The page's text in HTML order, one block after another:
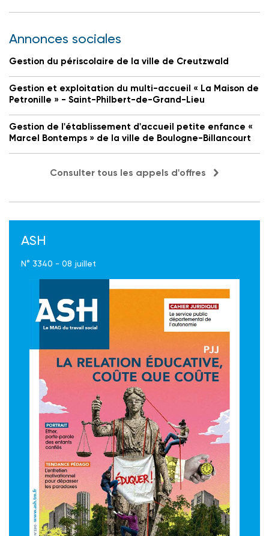
Annonces sociales
Gestion du périscolaire de la ville de Creutzwald
Gestion et exploitation du multi-accueil « La Maison de
Petronille » - Saint-Philbert-de-Grand-Lieu
Gestion de l'établissement d'accueil petite enfance «
Marcel Bontemps » de la ville de Boulogne-Billancourt
Consulter tous les appels d'offres
ASH
N° 3340 - 08 juillet